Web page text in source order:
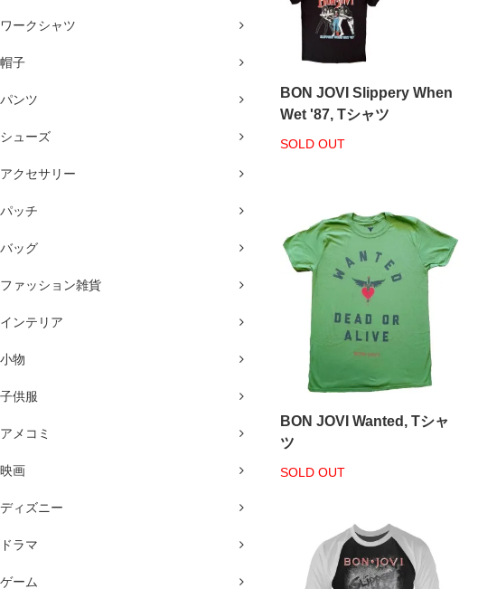
ワークシャツ
帽子
パンツ
シューズ
アクセサリー
パッチ
バッグ
ファッション雑貨
インテリア
小物
子供服
アメコミ
映画
ディズニー
ドラマ
ゲーム
BON JOVI Slippery When
Wet '87, Tシャツ
SOLD OUT
BON JOVI Wanted, Tシャ
ツ
SOLD OUT